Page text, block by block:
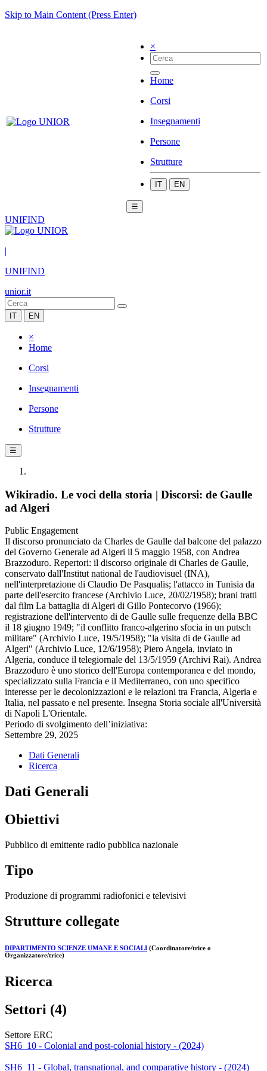
Skip to Main Content (Press Enter)
×
Home
Corsi
Insegnamenti
Persone
Strutture
IT EN
☰
UNIFIND
|
UNIFIND
unior.it
IT EN
×
Home
Corsi
Insegnamenti
Persone
Strutture
☰
Wikiradio. Le voci della storia | Discorsi: de Gaulle
ad Algeri
Public Engagement
Il discorso pronunciato da Charles de Gaulle dal balcone del palazzo
del Governo Generale ad Algeri il 5 maggio 1958, con Andrea
Brazzoduro. Repertori: il discorso originale di Charles de Gaulle,
conservato dall'Institut national de l'audiovisuel (INA),
nell'interpretazione di Claudio De Pasqualis; l'attacco in Tunisia da
parte dell'esercito francese (Archivio Luce, 20/02/1958); brani tratti
dal film La battaglia di Algeri di Gillo Pontecorvo (1966);
registrazione dell'intervento di de Gaulle sulle frequenze della BBC
il 18 giugno 1949; "il conflitto franco-algerino sfocia in un putsch
militare" (Archivio Luce, 19/5/1958); "la visita di de Gaulle ad
Algeri" (Archivio Luce, 12/6/1958); Piero Angela, inviato in
Algeria, conduce il telegiornale del 13/5/1959 (Archivi Rai). Andrea
Brazzoduro è uno storico dell'Europa contemporanea e del mondo,
specializzato sulla Francia e il Mediterraneo, con uno specifico
interesse per le decolonizzazioni e le relazioni tra Francia, Algeria e
Italia, nel passato e nel presente. Insegna Storia sociale all'Università
di Napoli L'Orientale.
Periodo di svolgimento dell’iniziativa:
Settembre 29, 2025
Dati Generali
Ricerca
Dati Generali
Obiettivi
Pubblico di emittente radio pubblica nazionale
Tipo
Produzione di programmi radiofonici e televisivi
Strutture collegate
DIPARTIMENTO SCIENZE UMANE E SOCIALI (Coordinatore/trice o
Organizzatore/trice)
Ricerca
Settori (4)
Settore ERC
SH6_10 - Colonial and post-colonial history - (2024)
SH6_11 - Global, transnational, and comparative history - (2024)